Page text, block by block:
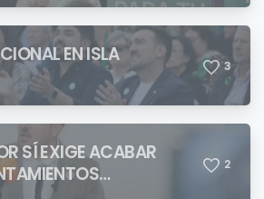
EN ISLA
3
SÍ EXIGE ACABAR
2